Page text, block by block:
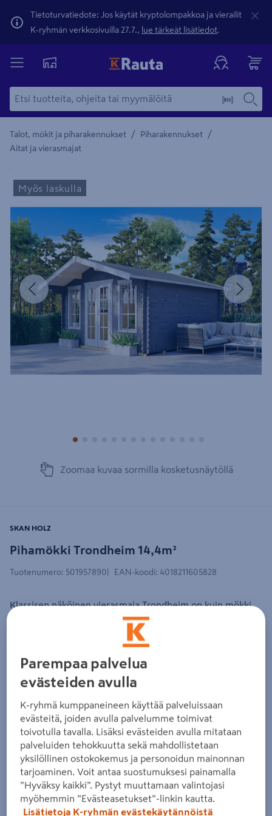
Tietoturvatiedote: Jos käytät kryptolompakkoa ja vierailit
K-ryhmän verkkosivuilla 27.7., lue tärkeät lisätiedot.
Talot, mökit ja piharakennukset / Piharakennukset /
Aitat ja vierasmajat
Yksityiskohtainen kuvaus löytyy Tuotteen kuvaus -
Edellinen
Myös laskulla
Zoomaa kuvaa sormilla kosketusnäytöllä
Pihamökki Trondheim 14,4m²
SKAN HOLZ
Tuotenumero: 501957890 EAN-koodi: 4018211605828
Klassisen näköinen vierasmaja Trondheim on kuin mökki
pienoiskoossa. Lähes 15 m²:n kokoinen tila tuo runsaasti
lisää sisätilaa kotiin tai mökille. Sen pohja-ala on 3,8 x 3,8
m ja harjakorkeus 2,64 m. Alushuopa sisältyy,
katemateriaali lisähintaan.
kerrosala: 14,4 m²
seinän paksuus: 44 mm
korkeus / harjakorkeus: 202 / 264 cm
Lue koko tuotekuvaus
Parempaa palvelua
evästeiden avulla
K-ryhmä kumppaneineen käyttää palveluissaan
evästeitä, joiden avulla palvelumme toimivat
toivotulla tavalla. Lisäksi evästeiden avulla mitataan
palveluiden tehokkuutta sekä mahdollistetaan
yksilöllinen ostokokemus ja personoidun mainonnan
tarjoaminen. Voit antaa suostumuksesi painamalla
”Hyväksy kaikki”. Pystyt muuttamaan valintojasi
myöhemmin ”Evästeasetukset”-linkin kautta.
Lisätietoja K-ryhmän evästekäytännöistä